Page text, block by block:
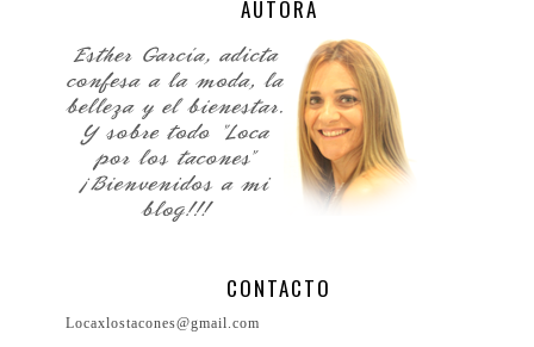
AUTORA
CONTACTO
Locaxlostacones@gmail.com